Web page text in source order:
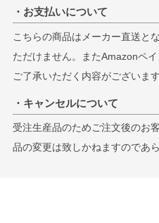
・お支払いについて
こちらの商品はメーカー直送と
ただけません。またAmazonペ
ご了承いただく内容がございます
・キャンセルについて
受注生産品のためご注文後のお
品の変更は致しかねますのであ